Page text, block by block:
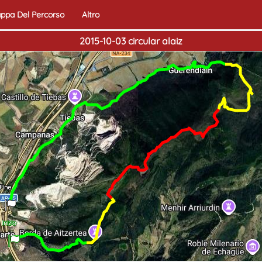
Del Percorso Altro
2015-10-03 circular alaiz
Inizio
Fine